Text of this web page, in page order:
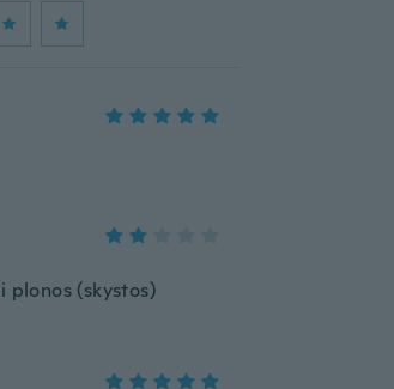
plonos (skystos)